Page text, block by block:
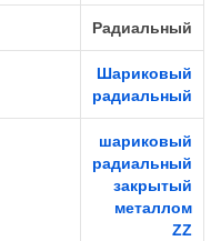
Радиальный
Шариковый
радиальный
шариковый
радиальный
закрытый
металлом
ZZ